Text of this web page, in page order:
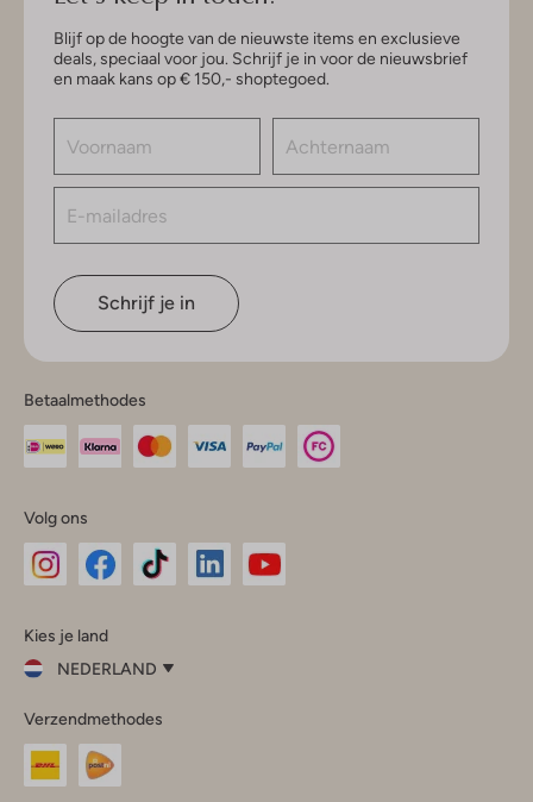
Blijf op de hoogte van de nieuwste items en exclusieve
deals, speciaal voor jou. Schrijf je in voor de nieuwsbrief
en maak kans op € 150,- shoptegoed.
Schrijf je in
Betaalmethodes
Volg ons
InstagramFacebook
Kies je land
NEDERLAND
je
land
Nederland
Verzendmethodes